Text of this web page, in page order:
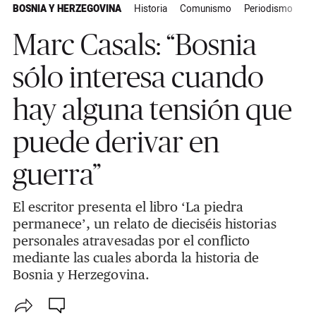
BOSNIA Y HERZEGOVINA Historia Comunismo Periodismo
Marc Casals: “Bosnia
sólo interesa cuando
hay alguna tensión que
puede derivar en
guerra”
El escritor presenta el libro ‘La piedra
permanece’, un relato de dieciséis historias
personales atravesadas por el conflicto
mediante las cuales aborda la historia de
Bosnia y Herzegovina.